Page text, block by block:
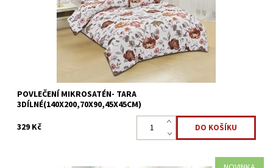
Dostupnost:
Skladem >5 ks
8595248440715
POVLEČENÍ MIKROSATÉN- TARA
3DÍLNÉ(140X200,70X90,45X45CM)
329 Kč